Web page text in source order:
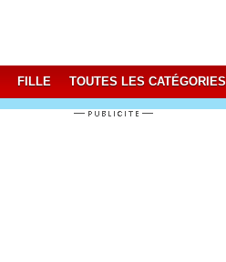
FILLE TOUTES LES CATÉGORIES